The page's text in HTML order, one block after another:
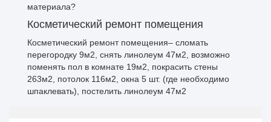
материала?
Косметический ремонт помещения
Косметический ремонт помещения– сломать
перегородку 9м2, снять линолеум 47м2, возможно
поменять пол в комнате 19м2, покрасить стены
263м2, потолок 116м2, окна 5 шт. (где необходимо
шпаклевать), постелить линолеум 47м2